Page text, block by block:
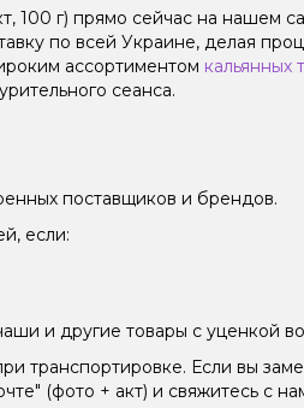
100 г) прямо сейчас на нашем
по всей Украине, делая
ассортиментом кальянных
сеанса.
поставщиков и брендов.
если:
и другие товары с уценкой
транспортировке. Если вы
(фото + акт) и свяжитесь с